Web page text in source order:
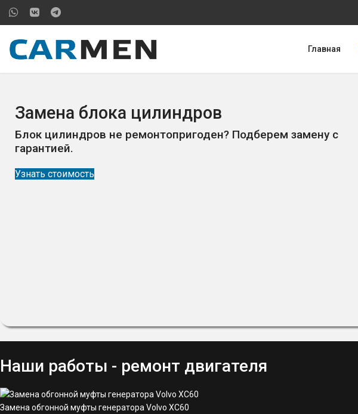
Главная
Замена блока цилиндров
Блок цилиндров не ремонтопригоден? Подберем замену с
гарантией.
Узнать стоимость
Наши работы - ремонт двигателя
Замена обгонной муфты генератора Volvo XC60